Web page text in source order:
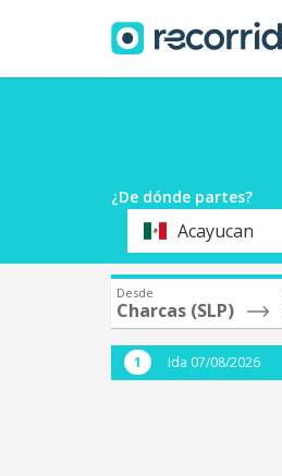
¿De dónde partes?
OrigenAcayucan
Desde
Charcas (SLP)
Ida 07/08/2026